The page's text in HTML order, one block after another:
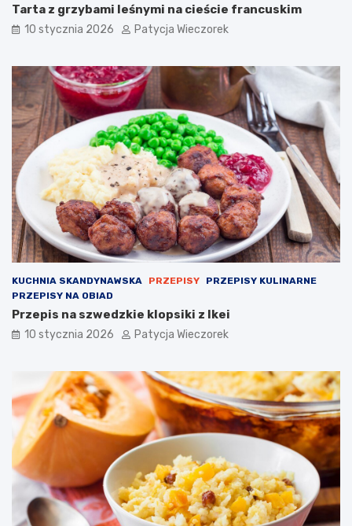
Tarta z grzybami leśnymi na cieście francuskim
10 stycznia 2026 Patycja Wieczorek
KUCHNIA SKANDYNAWSKA PRZEPISY
PRZEPISY KULINARNE
PRZEPISY NA OBIAD
Przepis na szwedzkie klopsiki z Ikei
10 stycznia 2026 Patycja Wieczorek